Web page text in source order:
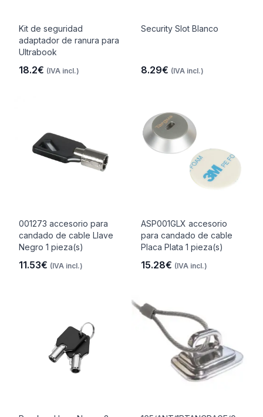
Kit de seguridad
adaptador de ranura para
Ultrabook
18.2€ (IVA incl.)
Security Slot Blanco
8.29€ (IVA incl.)
001273 accesorio para
candado de cable Llave
Negro 1 pieza(s)
11.53€ (IVA incl.)
ASP001GLX accesorio
para candado de cable
Placa Plata 1 pieza(s)
15.28€ (IVA incl.)